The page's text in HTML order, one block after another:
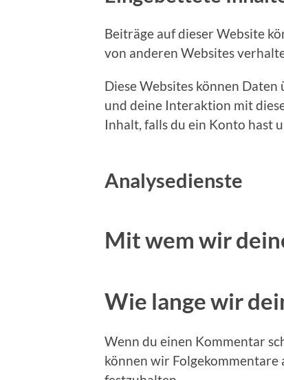
Beiträge auf dieser Website
von anderen Websites
Diese Websites können
und deine Interaktion mit
Inhalt, falls du ein Konto hast
Analysedienste
Mit wem wir
Wie lange wir
Wenn du einen Kommentar
können wir